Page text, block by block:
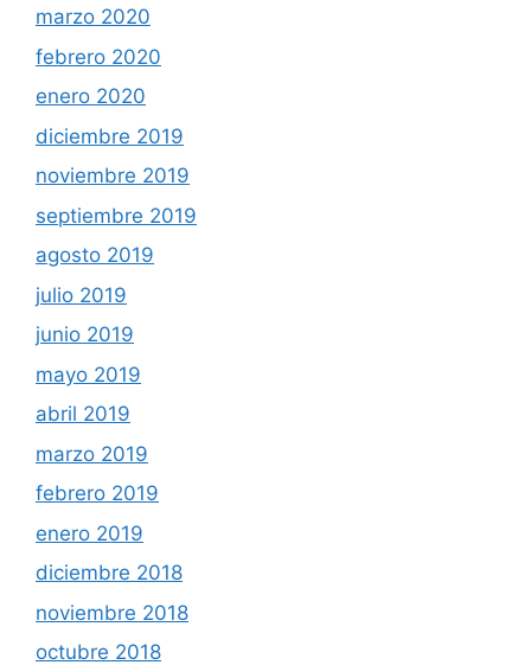
marzo 2020
febrero 2020
enero 2020
diciembre 2019
noviembre 2019
septiembre 2019
agosto 2019
julio 2019
junio 2019
mayo 2019
abril 2019
marzo 2019
febrero 2019
enero 2019
diciembre 2018
noviembre 2018
octubre 2018